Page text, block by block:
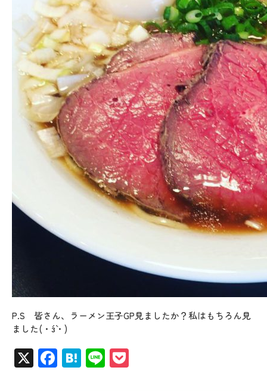
P.S 皆さん、ラーメン王子GP見ましたか？私はもちろん見
ました(・´з`・)
X Facebook
Hatena
Line